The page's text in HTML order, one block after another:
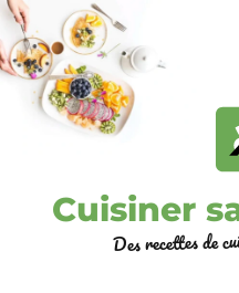
Cuisiner
Des recettes de